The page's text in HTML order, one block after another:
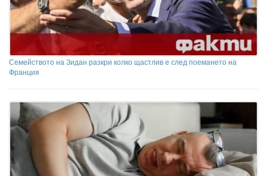
Семейството на Зидан разкри колко щастлив е след поемането на
Франция